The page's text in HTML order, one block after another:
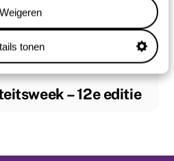
Weigeren
tonen
– 12e editie